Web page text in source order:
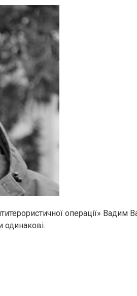
операції» Вадим
одинакові.